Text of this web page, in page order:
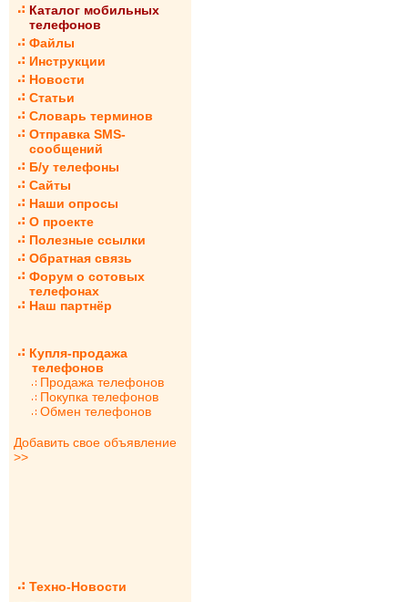
Каталог мобильных
телефонов
Файлы
Инструкции
Новости
Статьи
Словарь терминов
Отправка SMS-
сообщений
Б/у телефоны
Сайты
Наши опросы
О проекте
Полезные ссылки
Обратная связь
Форум о сотовых
телефонах
Наш партнёр
Купля-продажа
телефонов
Продажа телефонов
Покупка телефонов
Обмен телефонов
Добавить свое объявление
>>
Техно-Новости